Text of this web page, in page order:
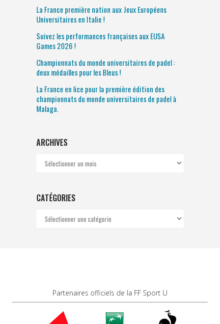
La France première nation aux Jeux Européens
Universitaires en Italie !
Suivez les performances françaises aux EUSA
Games 2026 !
Championnats du monde universitaires de padel :
deux médailles pour les Bleus !
La France en lice pour la première édition des
championnats du monde universitaires de padel à
Malaga.
ARCHIVES
Archives
CATÉGORIES
Catégories
Partenaires officiels de la FF Sport U